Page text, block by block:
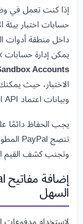
حسابات اختبار بيئة
يمكن إدارة حسابات sandbox ضمن (
Accounts
الاختبار، حيث
وبيانات اعتماد API المرتبطة به.
وتجنب كشف القيم
السهل
لاستخدام مدفوعات PayPal مع